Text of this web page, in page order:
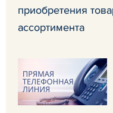
приобретения
ассортимента